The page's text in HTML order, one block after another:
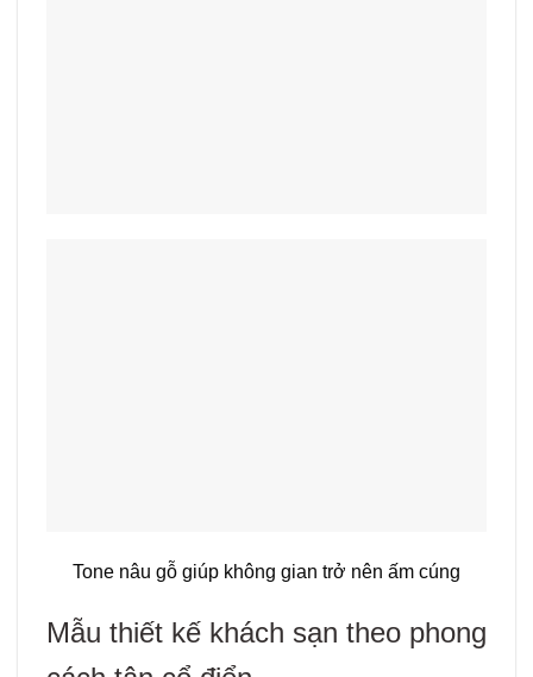
Tone nâu gỗ giúp không gian trở nên ấm cúng
Mẫu thiết kế khách sạn theo phong